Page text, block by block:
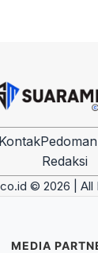
Pedoman
Redaksi
© 2026 | All
MEDIA